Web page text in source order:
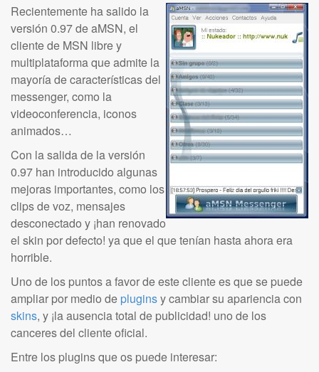
Recientemente ha salido la
versión 0.97 de aMSN, el
cliente de MSN libre y
multiplataforma que admite la
mayoría de características del
messenger, como la
videoconferencia, iconos
animados…
Con la salida de la versión
0.97 han introducido algunas
mejoras importantes, como los
clips de voz, mensajes
desconectado y ¡han renovado
el skin por defecto! ya que el que tenían hasta ahora era
horrible.
Uno de los puntos a favor de este cliente es que se puede
ampliar por medio de pluginsy cambiar su apariencia con
skins, y ¡la ausencia total de publicidad! uno de los
canceres del cliente oficial.
Entre los plugins que os puede interesar: